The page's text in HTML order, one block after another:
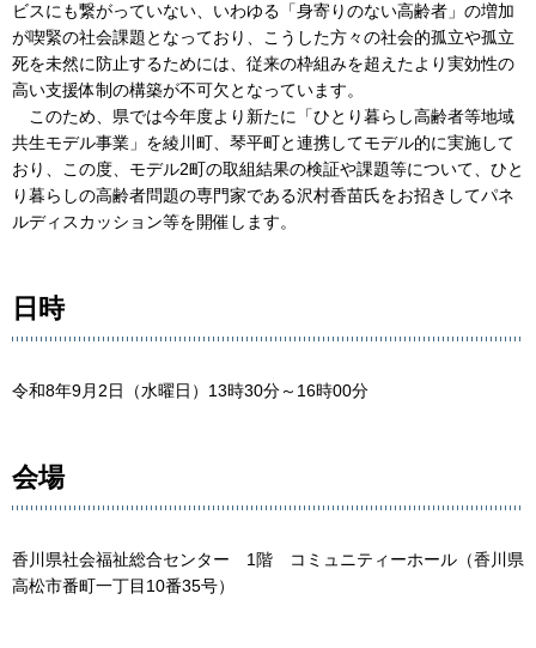
ビスにも繋がっていない、いわゆる「身寄りのない高齢者」の増加
が喫緊の社会課題となっており、こうした方々の社会的孤立や孤立
死を未然に防止するためには、従来の枠組みを超えたより実効性の
高い支援体制の構築が不可欠となっています。
このため、県では今年度より新たに「ひとり暮らし高齢者等地域
共生モデル事業」を綾川町、琴平町と連携してモデル的に実施して
おり、この度、モデル2町の取組結果の検証や課題等について、ひと
り暮らしの高齢者問題の専門家である沢村香苗氏をお招きしてパネ
ルディスカッション等を開催します。
日時
令和8年9月2日（水曜日）13時30分～16時00分
会場
香川県社会福祉総合センター 1階 コミュニティーホール（香川県
高松市番町一丁目10番35号）